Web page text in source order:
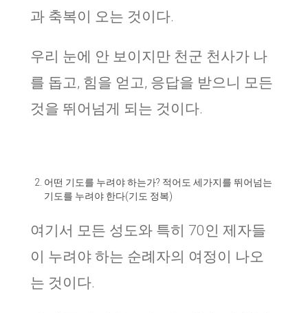
과 축복이 오는 것이다.
우리 눈에 안 보이지만 천군 천사가 나
를 돕고, 힘을 얻고, 응답을 받으니 모든
것을 뛰어넘게 되는 것이다.
어떤 기도를 누려야 하는가? 적어도 세가지를 뛰어넘는
기도를 누려야 한다(기도 정복)
여기서 모든 성도와 특히 70인 제자들
이 누려야 하는 순례자의 여정이 나오
는 것이다.